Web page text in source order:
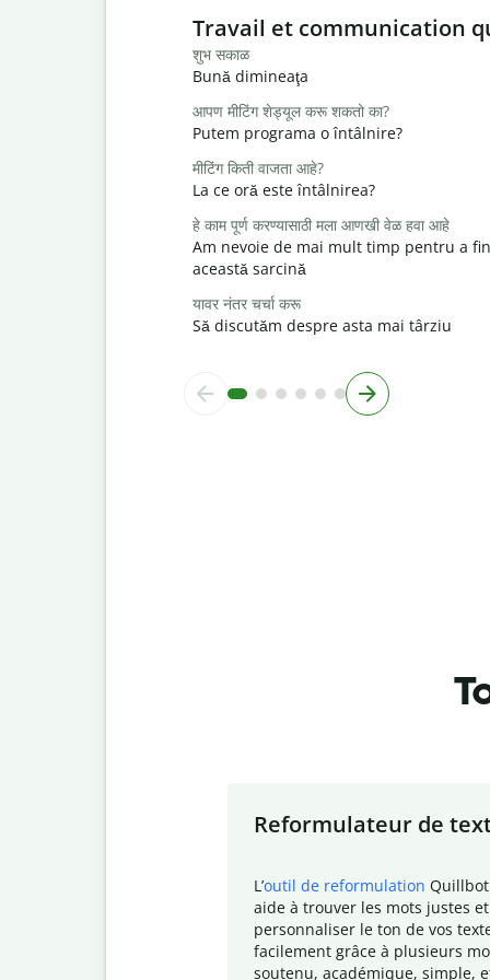
Slide 1 of 6
Travail et communication
शुभ सकाळ
Bună dimineaţa
आपण मीटिंग शेड्यूल करू शकतो का?
Putem programa o întâlnire?
मीटिंग किती वाजता आहे?
La ce oră este întâlnirea?
हे काम पूर्ण करण्यासाठी मला आणखी वेळ हवा आहे
Am nevoie de mai mult timp pentru a
această sarcină
यावर नंतर चर्चा करू
Să discutăm despre asta mai târziu
Reformulateur de
L ’outil de reformulation
aide à trouver les mots justes
personnaliser le ton de vos
facilement grâce à plusieurs
soutenu, académique, simple,